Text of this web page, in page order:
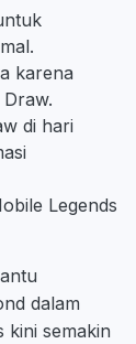
karena
di hari
Legends
dalam
kini semakin